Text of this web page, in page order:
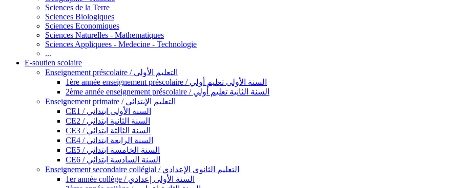
Sciences de la Terre
Sciences Biologiques
Sciences Economiques
Sciences Naturelles - Mathematiques
Sciences Appliquees - Medecine - Technologie
...
E-soutien scolaire
Enseignement préscolaire / التعليم الأولي
1ère année enseignement préscolaire / السنة الأولى تعليم أولي
2ème année enseignement préscolaire / السنة الثانية تعليم أولي
Enseignement primaire / التعليم الإبتدائي
CE1 / السنة الأولى ابتدائي
CE2 / السنة الثانية ابتدائي
CE3 / السنة الثالثة ابتدائي
CE4 / السنة الرابعة ابتدائي
CE5 / السنة الخامسة ابتدائي
CE6 / السنة السادسة ابتدائي
Enseignement secondaire collégial / التعليم الثانوي الإعدادي
1er année collège / السنة الأولى إعدادي